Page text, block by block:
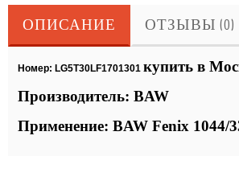
ОПИСАНИЕ ОТЗЫВЫ (0)
Номер: LG5T30LF1701301 купить в
Производитель: BAW
Применение: BAW Fenix 1044/